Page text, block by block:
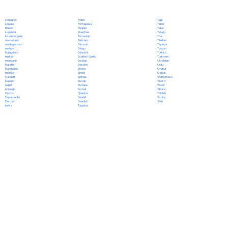
Limburgo
Lingala
lituano
Luganda
luxemburgués
macedónio
madagascarí
malayo
Malayalam
maltés
mandarín
Marathi
Marshallés
mongol
Náhuatl
Navajo
nepalí
noruego
Oromo
Papiamento
Pastún
persa
Polish
Portuguese
Punjabi
Quechua
Romanian
Russian
Samoan
Sango
Sanskrit
Scottish Gaelic
Serbian
Sesotho
Shona
Sindhi
Sinhala
Slovak
Slovene
Somali
Spanish
Swahili
Swedish
Tagalog
Tajik
Tamil
Tatar
Telugu
Thai
Tibetan
Tigrinya
Tongan
Turkish
Turkmen
Ukrainian
Urdu
Uyghur
Uzbek
Vietnamese
Welsh
Wolof
Xhosa
Yiddish
Yoruba
Zulu